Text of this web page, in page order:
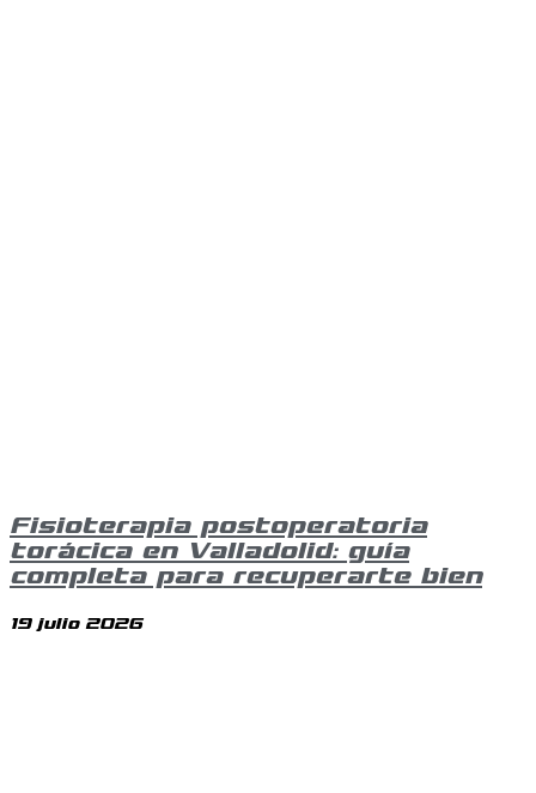
Fisioterapia postoperatoria
torácica en Valladolid: guía
completa para recuperarte bien
19 julio 2026